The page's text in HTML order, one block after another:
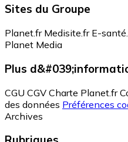
Sites du Groupe
Planet.fr Medisite.fr E-
Planet Media
Plus
CGU CGV Charte Planet.fr
des données Préférences
Archives